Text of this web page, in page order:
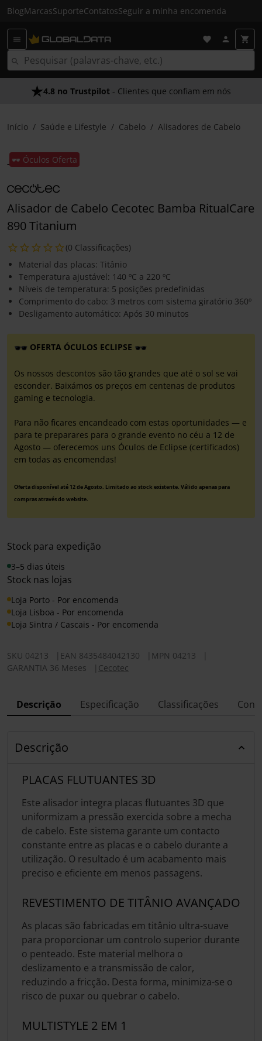
BlogMarcasSuporteContatosSeguir a minha encomenda
4.8 no Trustpilot - Clientes que confiam em nós
Início Saúde e Lifestyle Cabelo Alisadores de Cabelo
🕶️ Óculos Oferta
Alisador de Cabelo Cecotec Bamba RitualCare
890 Titanium
(0 Classificações)
Material das placas: Titânio
Temperatura ajustável: 140 ºC a 220 ºC
Níveis de temperatura: 5 posições predefinidas
Comprimento do cabo: 3 metros com sistema giratório 360º
Desligamento automático: Após 30 minutos
OFERTA ÓCULOS ECLIPSE
Os nossos descontos são tão grandes que até o sol se vai
esconder. Baixámos os preços em centenas de produtos
gaming e tecnologia.
Para não ficares encandeado com estas oportunidades — e
para te preparares para o grande evento no céu a 12 de
Agosto — oferecemos uns Óculos de Eclipse (certificados)
em todas as encomendas!
Oferta disponível até 12 de Agosto. Limitado ao stock existente. Válido apenas para
compras através do website.
Stock para expedição
3–5 dias úteis
Stock nas lojas
Loja Porto - Por encomenda
Loja Lisboa - Por encomenda
Loja Sintra / Cascais - Por encomenda
SKU 04213 EAN 8435484042130 MPN 04213
GARANTIA 36 Meses
Cecotec
Descrição Especificação Classificações
Descrição
PLACAS FLUTUANTES 3D
Este alisador integra placas flutuantes 3D que
uniformizam a pressão exercida sobre a mecha
de cabelo. Este sistema garante um contacto
constante entre as placas e o cabelo durante a
utilização. O resultado é um acabamento mais
preciso e eficiente em menos passagens.
REVESTIMENTO DE TITÂNIO AVANÇADO
As placas são fabricadas em titânio ultra-suave
para proporcionar um controlo superior durante
o penteado. Este material melhora o
deslizamento e a transmissão de calor,
reduzindo a fricção. Desta forma, minimiza-se o
risco de puxar ou quebrar o cabelo.
MULTISTYLE 2 EM 1